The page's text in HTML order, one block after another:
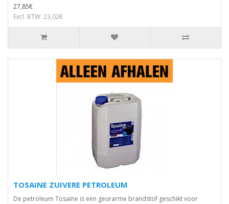
27,85€
Excl. BTW: 23,02€
TOSAINE ZUIVERE PETROLEUM
De petroleum Tosaïne is een geurarme brandstof geschikt voor